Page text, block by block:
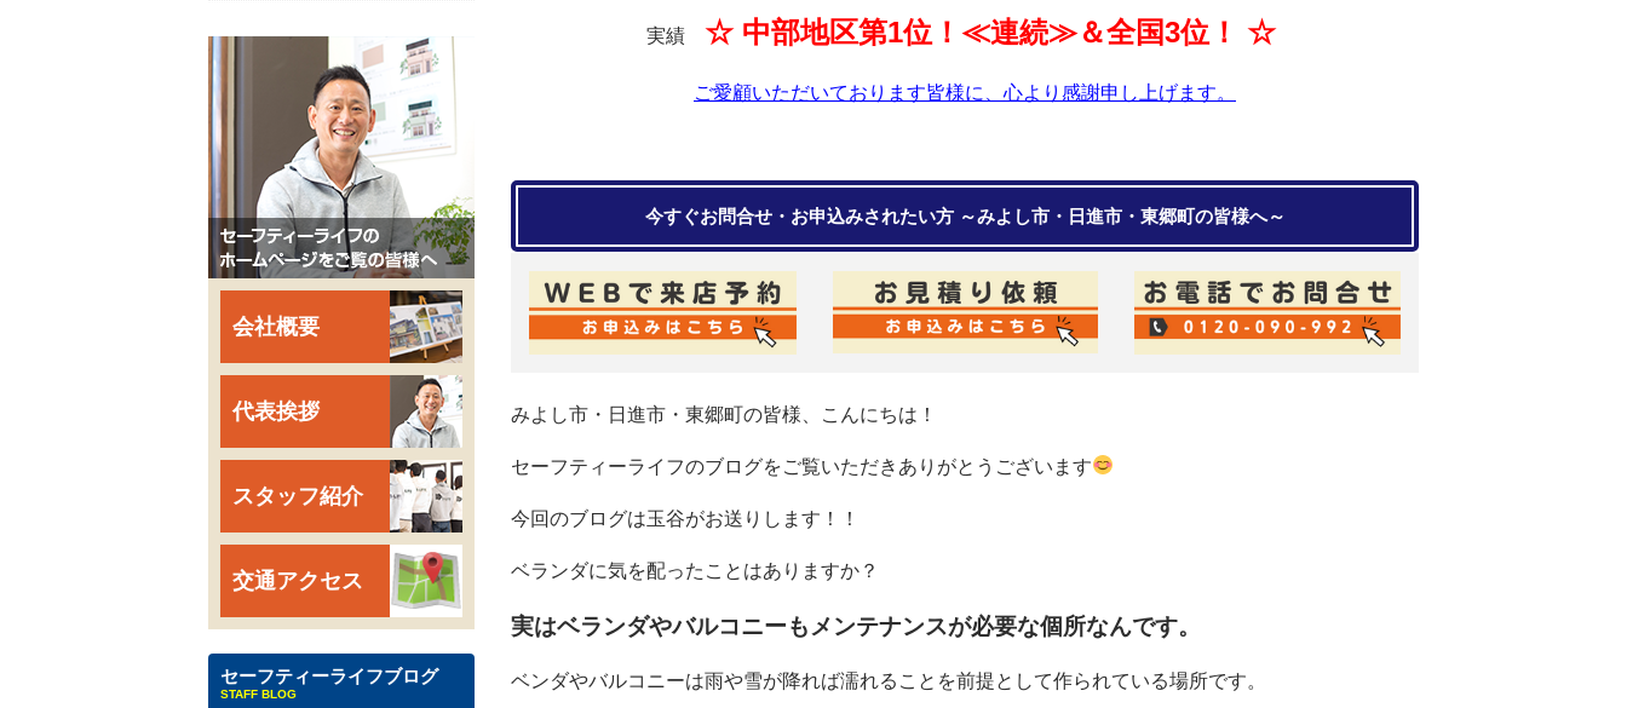
実績 ☆ 中部地区第1位！≪連続≫＆全国3位！ ☆
ご愛顧いただいております皆様に、心より感謝申し上げます。
今すぐお問合せ・お申込みされたい方 ～みよし市・日進市・東郷町の皆様へ～
みよし市・日進市・東郷町の皆様、こんにちは！
セーフティーライフのブログをご覧いただきありがとうございます
今回のブログは玉谷がお送りします！！
ベランダに気を配ったことはありますか？
実はベランダやバルコニーもメンテナンスが必要な個所なんです。
ベンダやバルコニーは雨や雪が降れば濡れることを前提として作られている場所です。
会社概要
代表挨拶
スタッフ紹介
交通アクセス
セーフティーライフブログ
STAFF BLOG